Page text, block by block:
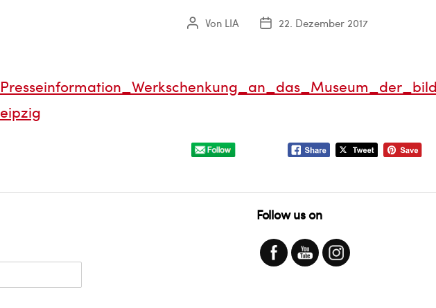
Beitragsautor
Von LIA Veröffentlichungsdatum
22. Dezember 2017
eipzig
Follow us on